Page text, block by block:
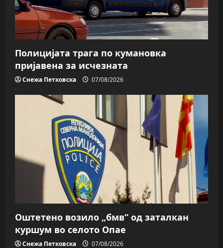
Полицијата трага пo кумановка
пријавена за исчезната
Снежа Петковска 07/08/2026
Оштетено возило „бмв“ од заталкан
куршум во селото Опае
Снежа Петковска 07/08/2026